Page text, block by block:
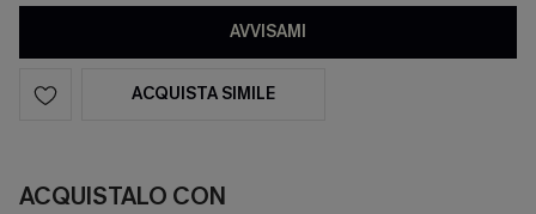
AVVISAMI
ACQUISTA SIMILE
ACQUISTALO CON